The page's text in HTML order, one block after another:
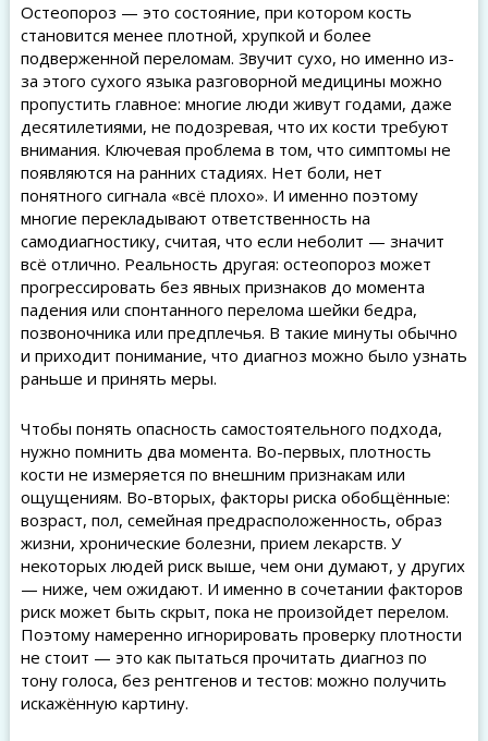
Остеопороз — это состояние, при котором кость
становится менее плотной, хрупкой и более
подверженной переломам. Звучит сухо, но именно из-
за этого сухого языка разговорной медицины можно
пропустить главное: многие люди живут годами, даже
десятилетиями, не подозревая, что их кости требуют
внимания. Ключевая проблема в том, что симптомы не
появляются на ранних стадиях. Нет боли, нет
понятного сигнала «всё плохо». И именно поэтому
многие перекладывают ответственность на
самодиагностику, считая, что если неболит — значит
всё отлично. Реальность другая: остеопороз может
прогрессировать без явных признаков до момента
падения или спонтанного перелома шейки бедра,
позвоночника или предплечья. В такие минуты обычно
и приходит понимание, что диагноз можно было узнать
раньше и принять меры.
Чтобы понять опасность самостоятельного подхода,
нужно помнить два момента. Во-первых, плотность
кости не измеряется по внешним признакам или
ощущениям. Во-вторых, факторы риска обобщённые:
возраст, пол, семейная предрасположенность, образ
жизни, хронические болезни, прием лекарств. У
некоторых людей риск выше, чем они думают, у других
— ниже, чем ожидают. И именно в сочетании факторов
риск может быть скрыт, пока не произойдет перелом.
Поэтому намеренно игнорировать проверку плотности
не стоит — это как пытаться прочитать диагноз по
тону голоса, без рентгенов и тестов: можно получить
искажённую картину.